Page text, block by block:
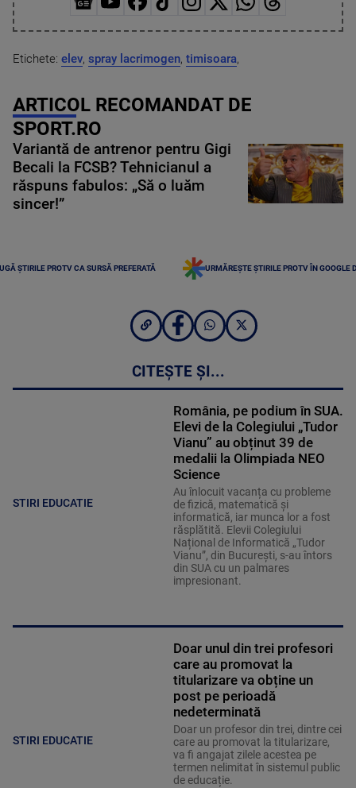
Etichete: elev, spray lacrimogen, timisoara,
ARTICOL RECOMANDAT DE
SPORT.RO
Variantă de antrenor pentru Gigi
Becali la FCSB? Tehnicianul a
răspuns fabulos: „Să o luăm
sincer!”
ȘTIRILE PROTV CA SURSĂ PREFERATĂ URMĂREȘTE ȘTIRILE PROTV ÎN GOOGLE
CITEȘTE ȘI...
STIRI EDUCATIE
România, pe podium în SUA.
Elevi de la Colegiului „Tudor
Vianu” au obținut 39 de
medalii la Olimpiada NEO
Science
Au înlocuit vacanța cu probleme
de fizică, matematică și
informatică, iar munca lor a fost
răsplătită. Elevii Colegiului
Național de Informatică „Tudor
Vianu”, din București, s-au întors
din SUA cu un palmares
impresionant.
STIRI EDUCATIE
Doar unul din trei profesori
care au promovat la
titularizare va obține un
post pe perioadă
nedeterminată
Doar un profesor din trei, dintre cei
care au promovat la titularizare,
va fi angajat zilele acestea pe
termen nelimitat în sistemul public
de educație.